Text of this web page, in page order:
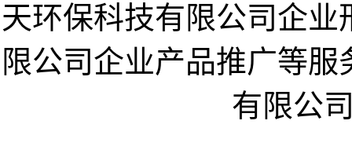
天环保科技有限公司企
限公司企业产品推广等
有限公